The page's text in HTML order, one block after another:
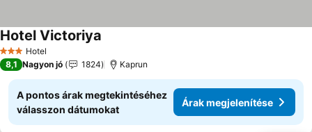
3 Kategória
Hotel
Hotel Victoriya
8,1 Nagyon jó 1824 Kaprun
A pontos árak megtekintéséhez
válasszon dátumokat
Árak megjelenítése